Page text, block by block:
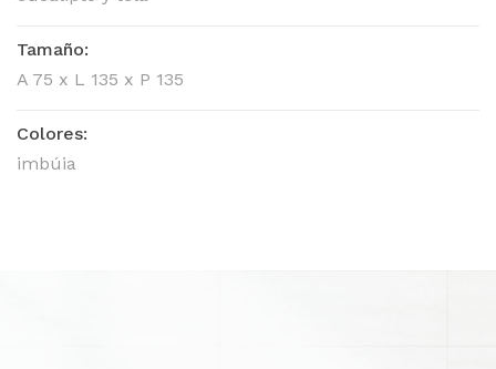
Tamaño:
A 75 x L 135 x P 135
Colores:
imbúia